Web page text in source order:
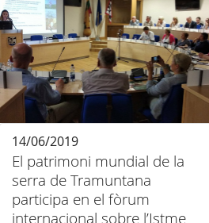
El patrimoni mundial de la
serra de Tramuntana
participa en el fòrum
internacional sobre l’Istme
14/06/2019